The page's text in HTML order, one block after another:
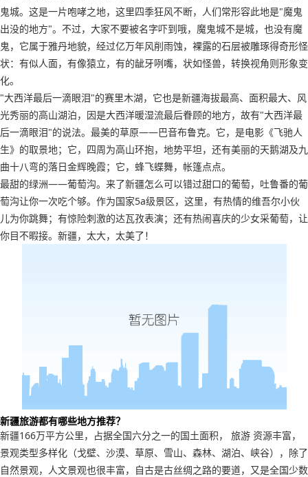
鬼城。这是一片咆哮之地，这里四季狂风不断，人们常形容此地是"魔鬼
出没的地方"。不过，大家不要被名字吓到哦，魔鬼城不是城，也没有魔
鬼，它属于雅丹地貌，经过亿万年风削雨蚀，裸露的石层被雕琢得奇形怪
状：有似人面，有像猿立，有的龇牙咧嘴，状如怪兽，转换视角则形象变
化。
"大西洋最后一滴眼泪"的赛里木湖，它也是新疆海拔最高、面积最大、风
光秀丽的高山湖泊，因是大西洋暖湿流最后眷顾的地方，故有"大西洋最
后一滴眼泪"的说法。最美的草原——巴音布鲁克。它，是电影《飞驰人
生》的取景地；它，四周为高山环抱，地势平坦，还有美丽的天鹅湖及九
曲十八弯的落日金辉晚霞；它，蜂飞蝶舞，帐篷点点。
最甜的绿洲——葡萄沟。来了新疆怎么可以错过甜口的葡萄，吐鲁番的葡
萄沟让你一次吃个够。作为国家5a级景区，这里，有热情的维吾尔小伙
儿为你跳舞；有惊险刺激的达瓦孜表演；还有热闹喜庆的少女采葡萄，让
你目不暇接。新疆，太大，太美了！
新疆旅游都有哪些地方推荐？
新疆166万平方公里，占据全国六分之一的国土面积， 旅游 资源丰富，
景观类型多样化（戈壁、沙漠、草原、雪山、森林、湖泊、峡谷），除了
自然景观，人文景观也很丰富，自古是古丝绸之路的要道，又是全国少数